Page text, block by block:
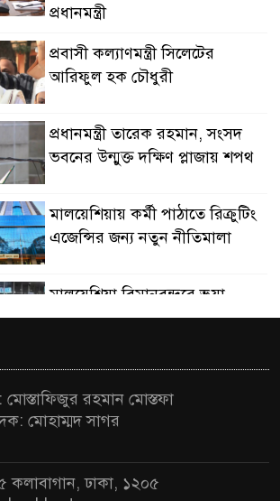
প্রধানমন্ত্রী
প্রবাসী কল্যাণমন্ত্রী সিলেটের
আরিফুল হক চৌধুরী
প্রধানমন্ত্রী তারেক রহমান, সংসদ
ভবনের উন্মুক্ত দক্ষিণ প্লাজায় শপথ
মালয়েশিয়ায় কর্মী পাঠাতে রিক্রুটিং
এজেন্সির জন্য নতুন নীতিমালা
মালয়েশিয়া বিমানবন্দরে ভুয়া
ভিসায় আটকের তালিকার শীর্ষে
অভিযোগে ৫ বাংলাদেশি গ্রেফতার
কুয়ালালামপুরে বিশেষ অভিযানে
বাংলাদেশিসহ ৭৭০ অভিবাসী আটক
মোস্তাফিজুর রহমান মোস্তফা
মোহাম্মদ সাগর
কলাবাগান, ঢাকা, ১২০৫